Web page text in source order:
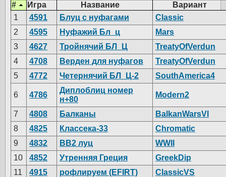
# Игра Название
Вариант
1
4591 Блуц с нуфагами
Classic
2
4595 Нуфажий Бл_ц
Mars
3
4627 Тройнячий БЛ_Ц
TreatyOfVerdun
4
4708 Верден для нуфагов
TreatyOfVerdun
5
4772 Четернячий БЛ_Ц-2 SouthAmerica4
6 4786
Диплоблиц номер
н+80
Modern2
7 4808 Балканы
BalkanWarsVI
8
4825 Классека-33
Chromatic
9
4832 ВВ2 луц
WWII
10
4852 Утренняя Греция
GreekDip
11
4915 рофлируем (EFIRT)
ClassicVS